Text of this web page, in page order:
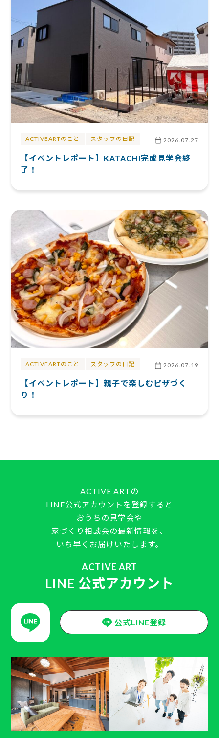
ACTIVEARTのこと スタッフの日記 2026.07.27
【イベントレポート】KATACHi完成見学会終
了！
ACTIVEARTのこと スタッフの日記 2026.07.19
【イベントレポート】親子で楽しむピザづく
り！
ACTIVE ARTの
LINE公式アカウントを登録すると
おうちの見学会や
家づくり相談会の最新情報を、
いち早くお届けいたします。
ACTIVE ART
LINE 公式アカウント
公式LINE登録